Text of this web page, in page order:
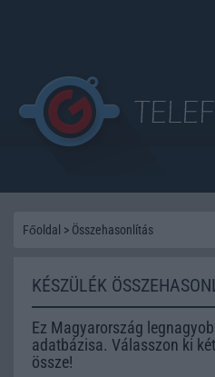
Főoldal > Összehasonlítás
KÉSZÜLÉK
Ez Magyarország
adatbázisa. Válasszon ki
össze!